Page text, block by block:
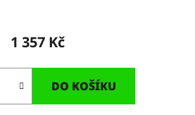
1 357 Kč
DO KOŠÍKU